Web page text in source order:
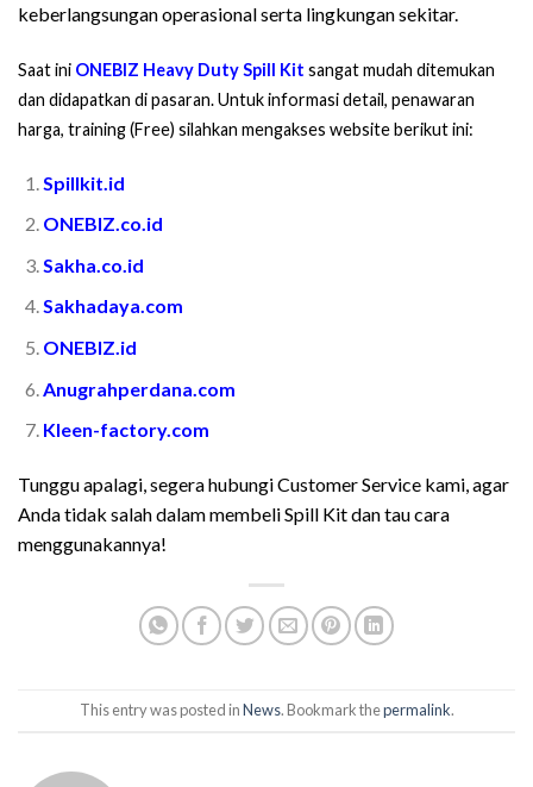
keberlangsungan operasional serta lingkungan sekitar.
Saat ini ONEBIZ Heavy Duty Spill Kit sangat mudah ditemukan
dan didapatkan di pasaran. Untuk informasi detail, penawaran
harga, training (Free) silahkan mengakses website berikut ini:
Spillkit.id
ONEBIZ.co.id
Sakha.co.id
Sakhadaya.com
ONEBIZ.id
Anugrahperdana.com
Kleen-factory.com
Tunggu apalagi, segera hubungi Customer Service kami, agar
Anda tidak salah dalam membeli Spill Kit dan tau cara
menggunakannya!
This entry was posted inNews. Bookmark thepermalink.